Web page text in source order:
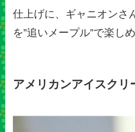
仕上げに、ギャニオンさ
を”追いメープル”で楽しめ
アメリカンアイスク